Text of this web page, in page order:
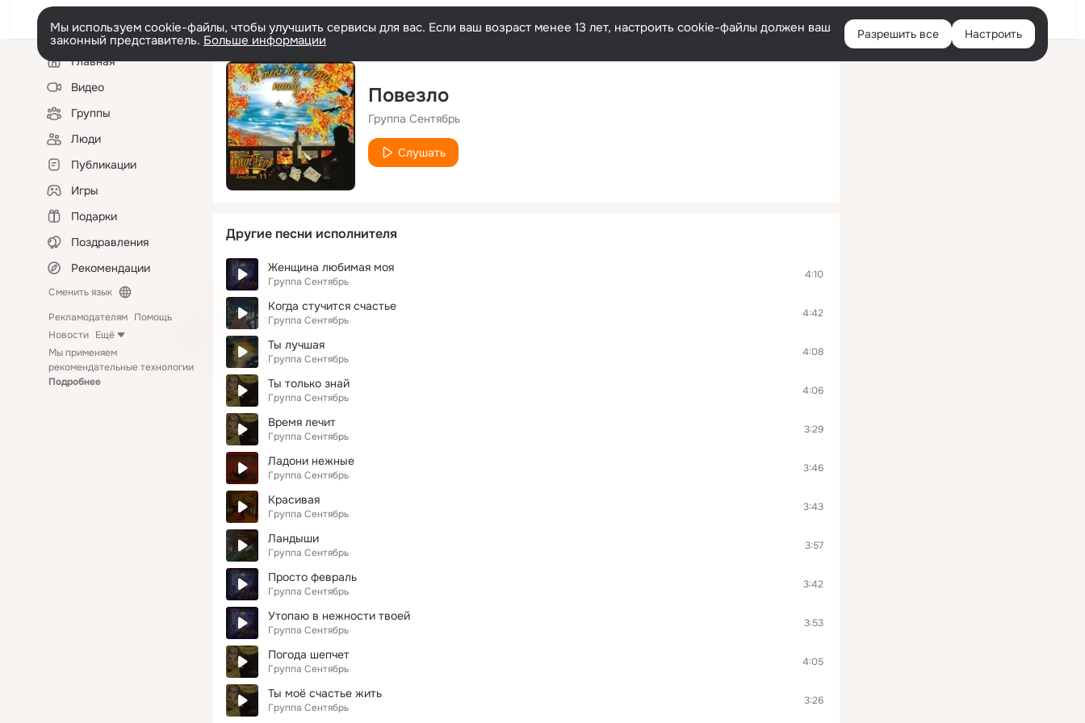
Войти
Мы используем cookie-файлы, чтобы улучшить сервисы для вас. Если ваш возраст менее 13 лет, настроить cookie-файлы должен ваш
законный представитель. Больше информации Разрешить все Настроить
Левая
колонкаГлавная
Видео
Группы
Люди
Публикации
Игры
Подарки
Поздравления
Рекомендации
Сменить язык
Рекламодателям Помощь
Новости Ещё
Мы применяем
рекомендательные технологии
Подробнее
Повезло
Группа Сентябрь
Слушать
Другие песни исполнителя
Женщина любимая моя
Группа Сентябрь
4:10
Когда стучится счастье
Группа Сентябрь
4:42
Ты лучшая
Группа Сентябрь
4:08
Ты только знай
Группа Сентябрь
4:06
Время лечит
Группа Сентябрь
3:29
Ладони нежные
Группа Сентябрь
3:46
Красивая
Группа Сентябрь
3:43
Ландыши
Группа Сентябрь
3:57
Просто февраль
Группа Сентябрь
3:42
Утопаю в нежности твоей
Группа Сентябрь
3:53
Погода шепчет
Группа Сентябрь
4:05
Ты моё счастье жить
Группа Сентябрь
3:26